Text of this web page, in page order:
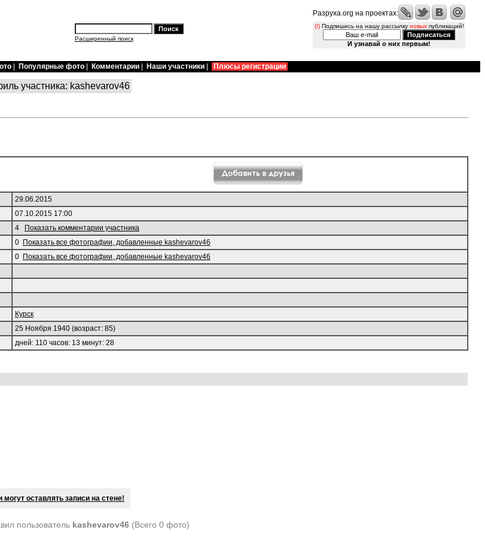
Расширенный поиск
Разруха.org на проектах:
(!)Подпишись на нашу рассылку новыхпубликаций!
И узнавай о них первым!
Популярные фото Комментарии Наши участники Плюсы регистрации
участника: kashevarov46
29.06.2015
07.10.2015 17:00
4
Показать комментарии участника
0 Показать все фотографии, добавленные kashevarov46
0 Показать все фотографии, добавленные kashevarov46
Курск
25 Ноября 1940 (возраст: 85)
дней: 110 часов: 13 минут: 28
оставлять записи на стене!
пользователь kashevarov46 (Всего 0 фото)